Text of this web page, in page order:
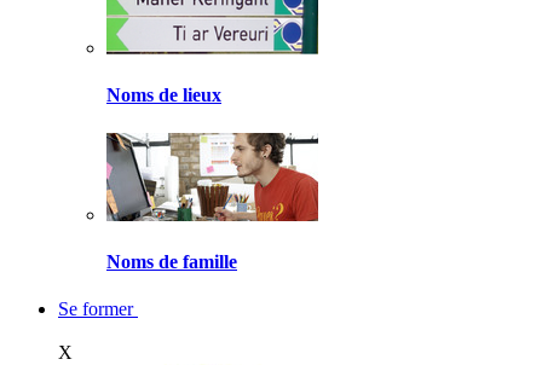
Noms de lieux
Noms de famille
Se former
X